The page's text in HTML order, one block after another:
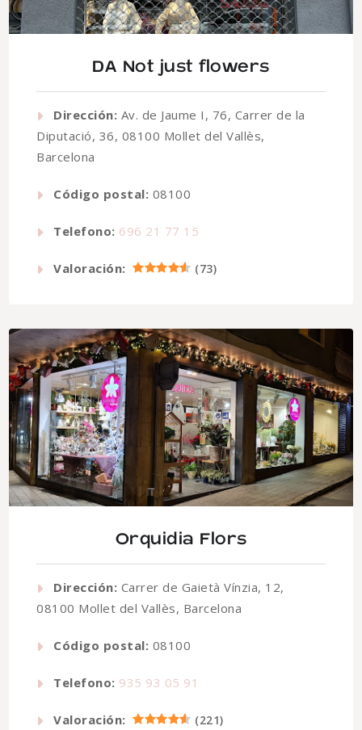
DA Not just flowers
Dirección: Av. de Jaume I, 76, Carrer de la
Diputació, 36, 08100 Mollet del Vallès,
Barcelona
Código postal: 08100
Telefono: 696 21 77 15
Valoración: (73)
Orquidia Flors
Dirección: Carrer de Gaietà Vínzia, 12,
08100 Mollet del Vallès, Barcelona
Código postal: 08100
Telefono: 935 93 05 91
Valoración: (221)